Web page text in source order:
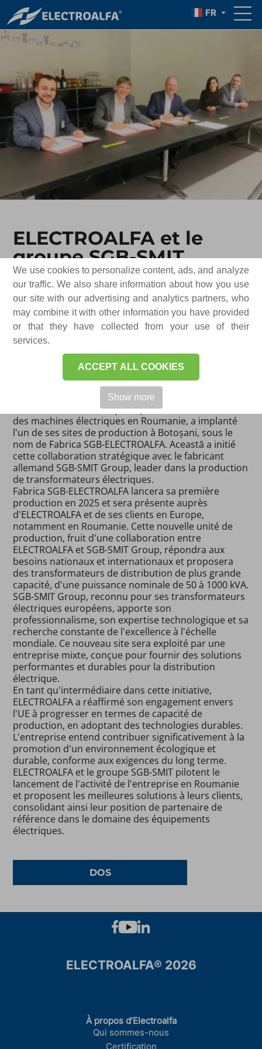
We use cookies to personalize content, ads, and analyze
our traffic. We also share information about how you use
our site with our advertising and analytics partners, who
may combine it with other information you have provided
or that they have collected from your use of their
services.
ACCEPT ALL COOKIES
Show more
FR
ELECTROALFA et le
groupe SGB-SMIT
inaugurent l'usine SGB-
ELECTROALFA de
Botoșani, en Roumanie,
pour la production de
transformateurs de
distribution.
Data publicării: 16-01-2024 ​
ELECTROALFA, l'un des principaux acteurs du secteur
des machines électriques en Roumanie, a implanté
l'un de ses sites de production à Botoșani, sous le
nom de Fabrica SGB-ELECTROALFA. Această a initié
cette collaboration stratégique avec le fabricant
allemand SGB-SMIT Group, leader dans la production
de transformateurs électriques.
Fabrica SGB-ELECTROALFA lancera sa première
production en 2025 et sera présente auprès
d'ELECTROALFA et de ses clients en Europe,
notamment en Roumanie. Cette nouvelle unité de
production, fruit d'une collaboration entre
ELECTROALFA et SGB-SMIT Group, répondra aux
besoins nationaux et internationaux et proposera
des transformateurs de distribution de plus grande
capacité, d'une puissance nominale de 50 à 1000 kVA.
SGB-SMIT Group, reconnu pour ses transformateurs
électriques européens, apporte son
professionnalisme, son expertise technologique et sa
recherche constante de l'excellence à l'échelle
mondiale. Ce nouveau site sera exploité par une
entreprise mixte, conçue pour fournir des solutions
performantes et durables pour la distribution
électrique.
En tant qu'intermédiaire dans cette initiative,
ELECTROALFA a réaffirmé son engagement envers
l'UE à progresser en termes de capacité de
production, en adoptant des technologies durables.
L'entreprise entend contribuer significativement à la
promotion d'un environnement écologique et
durable, conforme aux exigences du long terme.
ELECTROALFA et le groupe SGB-SMIT pilotent le
lancement de l'activité de l'entreprise en Roumanie
et proposent les meilleures solutions à leurs clients,
consolidant ainsi leur position de partenaire de
référence dans le domaine des équipements
électriques.
DOS
ELECTROALFA® 2026
À propos d’Electroalfa
Qui sommes-nous
Certification